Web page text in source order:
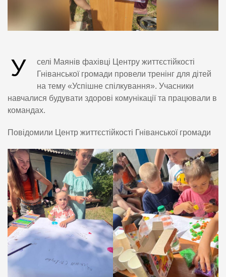
У
селі Маянів фахівці Центру життєстійкості
Гніванської громади провели тренінг для дітей
на тему «Успішне спілкування». Учасники
навчалися будувати здорові комунікації та працювали в
командах.
Повідомили Центр життєстійкості Гніванської громади